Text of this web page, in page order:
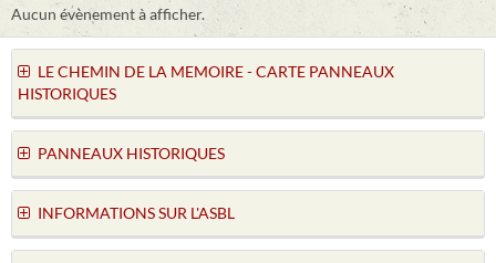
Aucun évènement à afficher.
LE CHEMIN DE LA MEMOIRE - CARTE PANNEAUX
HISTORIQUES
PANNEAUX HISTORIQUES
INFORMATIONS SUR L'ASBL